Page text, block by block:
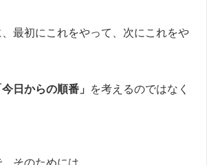
最初にこれをやって、次にこれをや
今日からの順番」
を考えるのではなく
そのためには